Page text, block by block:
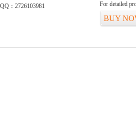
QQ：2726103981
For detailed
BUY